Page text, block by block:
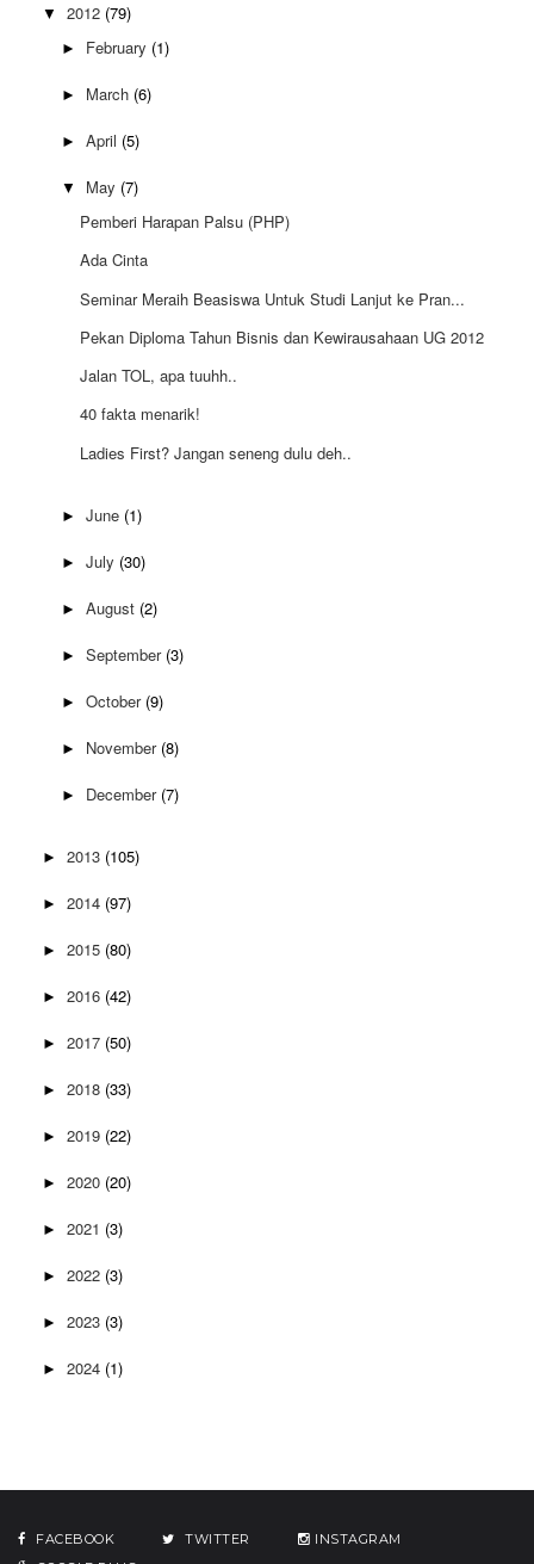
▼ 2012 (79)
► February (1)
► March (6)
► April (5)
▼ May (7)
Pemberi Harapan Palsu (PHP)
Ada Cinta
Seminar Meraih Beasiswa Untuk Studi Lanjut ke Pran...
Pekan Diploma Tahun Bisnis dan Kewirausahaan UG 2012
Jalan TOL, apa tuuhh..
40 fakta menarik!
Ladies First? Jangan seneng dulu deh..
► June (1)
► July (30)
► August (2)
► September (3)
► October (9)
► November (8)
► December (7)
► 2013 (105)
► 2014 (97)
► 2015 (80)
► 2016 (42)
► 2017 (50)
► 2018 (33)
► 2019 (22)
► 2020 (20)
► 2021 (3)
► 2022 (3)
► 2023 (3)
► 2024 (1)
FACEBOOK TWITTER
INSTAGRAM